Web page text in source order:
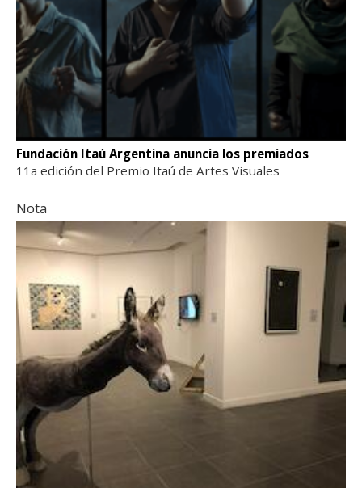
Fundación Itaú Argentina anuncia los premiados
11a edición del Premio Itaú de Artes Visuales
Nota